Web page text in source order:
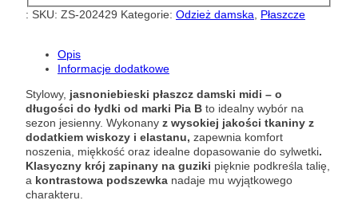
: SKU: ZS-202429 Kategorie: Odzież damska Płaszcze
Opis
Informacje dodatkowe
Stylowy, jasnoniebieski płaszcz damski midi – o
długości do łydki od marki Pia B to idealny wybór na
sezon jesienny. Wykonany z wysokiej jakości tkaniny z
dodatkiem wiskozy i elastanu, zapewnia komfort
noszenia, miękkość oraz idealne dopasowanie do sylwetki.
Klasyczny krój zapinany na guziki pięknie podkreśla talię,
a kontrastowa podszewka nadaje mu wyjątkowego
charakteru.